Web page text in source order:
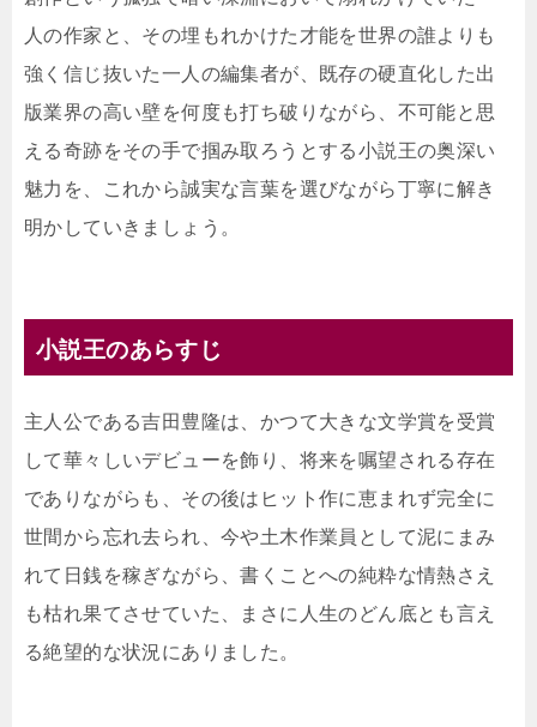
人の作家と、その埋もれかけた才能を世界の誰よりも
強く信じ抜いた一人の編集者が、既存の硬直化した出
版業界の高い壁を何度も打ち破りながら、不可能と思
える奇跡をその手で掴み取ろうとする小説王の奥深い
魅力を、これから誠実な言葉を選びながら丁寧に解き
明かしていきましょう。
小説王のあらすじ
主人公である吉田豊隆は、かつて大きな文学賞を受賞
して華々しいデビューを飾り、将来を嘱望される存在
でありながらも、その後はヒット作に恵まれず完全に
世間から忘れ去られ、今や土木作業員として泥にまみ
れて日銭を稼ぎながら、書くことへの純粋な情熱さえ
も枯れ果てさせていた、まさに人生のどん底とも言え
る絶望的な状況にありました。